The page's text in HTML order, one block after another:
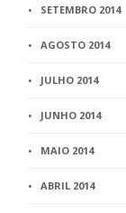
SETEMBRO 2014
AGOSTO 2014
JULHO 2014
JUNHO 2014
MAIO 2014
ABRIL 2014